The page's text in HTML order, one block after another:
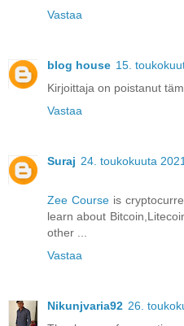
Vastaa
blog house 15.
Kirjoittaja on poistanut
Vastaa
Suraj 24. toukokuuta
Zee Course is
learn about
other ...
Vastaa
Nikunjvaria92 26.